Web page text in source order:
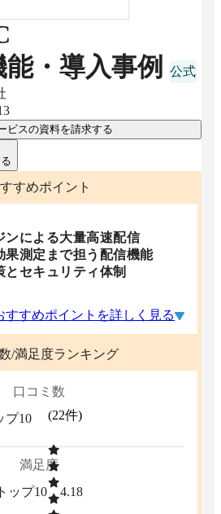
・導入事例
ビスの資料を請求する
すめポイント
ンによる大量高速配信
果測定まで担う配信機能
とセキュリティ体制
すすめポイントを詳しく見る
/満足度ランキング
口コミ数
プ10
(22件)
満足度
トップ10
4.18